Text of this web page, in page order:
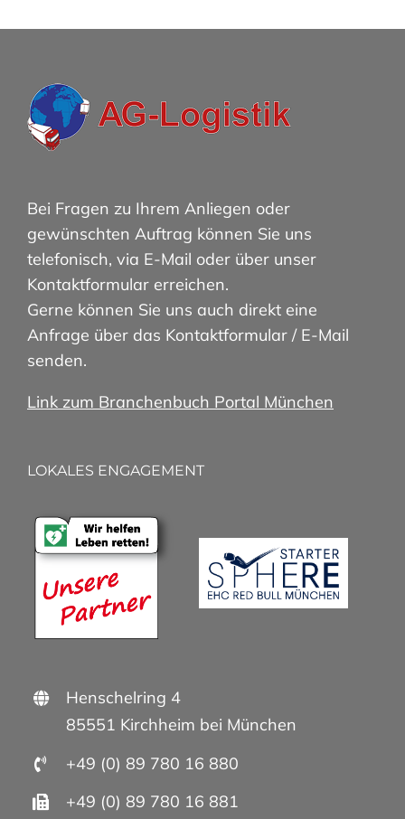
Bei Fragen zu Ihrem Anliegen oder
gewünschten Auftrag können Sie uns
telefonisch, via E-Mail oder über unser
Kontaktformular erreichen.
Gerne können Sie uns auch direkt eine
Anfrage über das Kontaktformular / E-Mail
senden.
Link zum Branchenbuch Portal München
LOKALES ENGAGEMENT
Henschelring 4
85551 Kirchheim bei München
+49 (0) 89 780 16 880
+49 (0) 89 780 16 881